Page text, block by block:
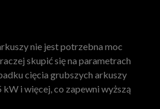
nie jest potrzebna moc
skupić się na parametrach
cięcia grubszych arkuszy
i więcej, co zapewni wyższą